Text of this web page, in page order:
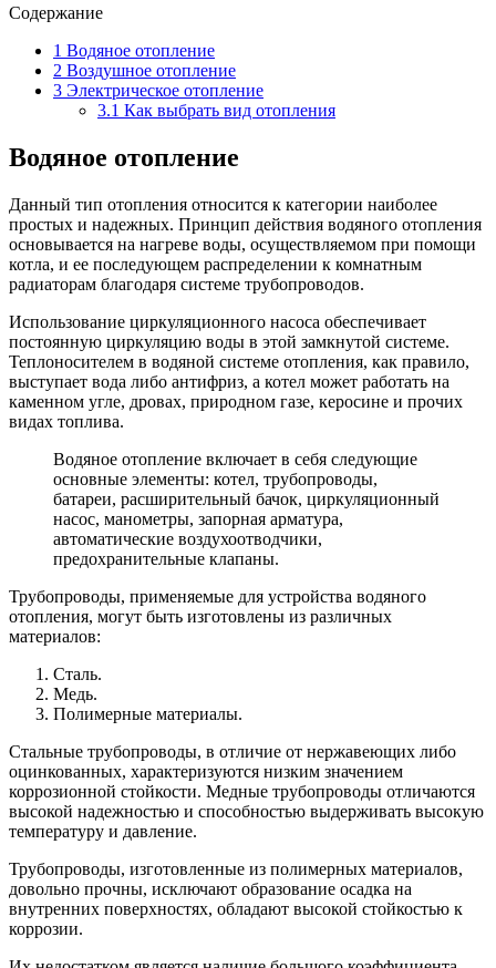
Содержание
1 Водяное отопление
2 Воздушное отопление
3 Электрическое отопление
3.1 Как выбрать вид отопления
Водяное отопление
Данный тип отопления относится к категории наиболее
простых и надежных. Принцип действия водяного отопления
основывается на нагреве воды, осуществляемом при помощи
котла, и ее последующем распределении к комнатным
радиаторам благодаря системе трубопроводов.
Использование циркуляционного насоса обеспечивает
постоянную циркуляцию воды в этой замкнутой системе.
Теплоносителем в водяной системе отопления, как правило,
выступает вода либо антифриз, а котел может работать на
каменном угле, дровах, природном газе, керосине и прочих
видах топлива.
Водяное отопление включает в себя следующие
основные элементы: котел, трубопроводы,
батареи, расширительный бачок, циркуляционный
насос, манометры, запорная арматура,
автоматические воздухоотводчики,
предохранительные клапаны.
Трубопроводы, применяемые для устройства водяного
отопления, могут быть изготовлены из различных
материалов:
Сталь.
Медь.
Полимерные материалы.
Стальные трубопроводы, в отличие от нержавеющих либо
оцинкованных, характеризуются низким значением
коррозионной стойкости. Медные трубопроводы отличаются
высокой надежностью и способностью выдерживать высокую
температуру и давление.
Трубопроводы, изготовленные из полимерных материалов,
довольно прочны, исключают образование осадка на
внутренних поверхностях, обладают высокой стойкостью к
коррозии.